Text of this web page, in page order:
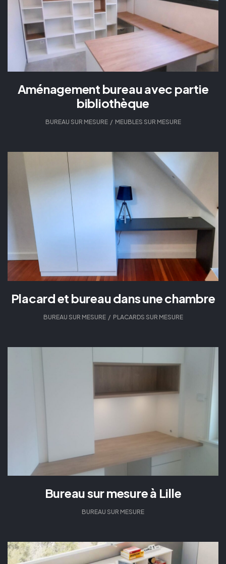
Aménagement bureau avec partie
bibliothèque
BUREAU SUR MESURE, MEUBLES SUR MESURE
Placard et bureau dans une chambre
BUREAU SUR MESURE, PLACARDS SUR MESURE
Bureau sur mesure à Lille
BUREAU SUR MESURE